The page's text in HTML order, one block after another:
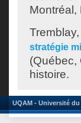
Montréal,
stratégie
(Québec,
histoire.
UQAM - Université